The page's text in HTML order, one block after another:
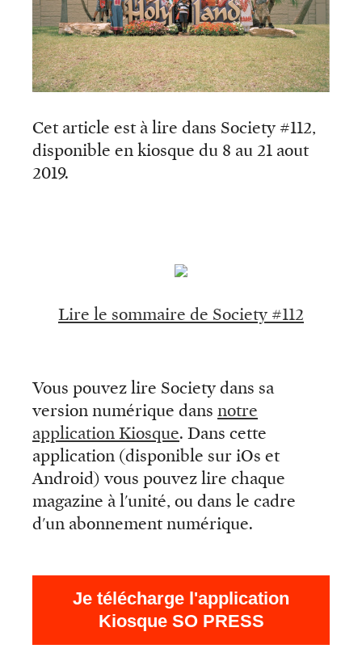
Cet article est à lire dans Society #112,
disponible en kiosque du 8 au 21 aout
2019.
Lire le sommaire de Society #112
Vous pouvez lire Society dans sa
version numérique dans notre
application Kiosque. Dans cette
application (disponible sur iOs et
Android) vous pouvez lire chaque
magazine à l'unité, ou dans le cadre
d'un abonnement numérique.
Je télécharge l'application
Kiosque SO PRESS